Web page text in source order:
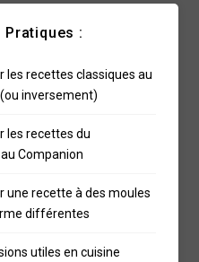
Pratiques :
les recettes classiques au
inversement)
les recettes du
Companion
une recette à des moules
différentes
utiles en cuisine